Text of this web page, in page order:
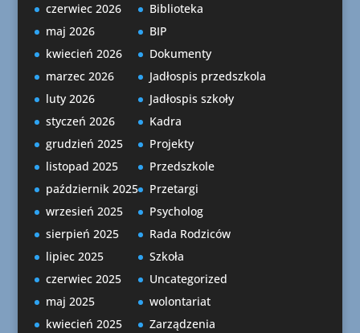
czerwiec 2026
maj 2026
kwiecień 2026
marzec 2026
luty 2026
styczeń 2026
grudzień 2025
listopad 2025
październik 2025
wrzesień 2025
sierpień 2025
lipiec 2025
czerwiec 2025
maj 2025
kwiecień 2025
Biblioteka
BIP
Dokumenty
Jadłospis przedszkola
Jadłospis szkoły
Kadra
Projekty
Przedszkole
Przetargi
Psycholog
Rada Rodziców
Szkoła
Uncategorized
wolontariat
Zarządzenia